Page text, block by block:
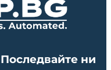
Последвайте ни